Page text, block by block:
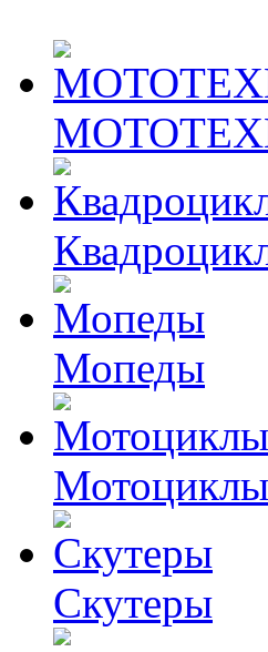
Мопеды
Мотоциклы
Скутеры